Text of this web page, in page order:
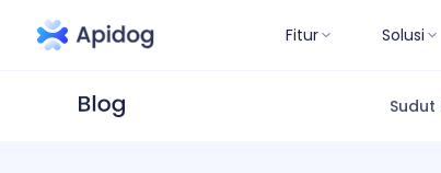
Fitur Solusi
Sudut